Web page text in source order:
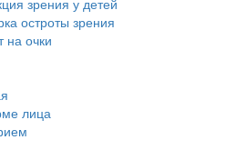
зрения у детей
остроты зрения
на очки
лица